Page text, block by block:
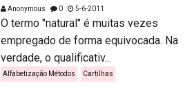
Anonymous 0 5-6-2011
O termo "natural" é muitas vezes
empregado de forma equivocada. Na
verdade, o qualificativ...
Alfabetização Métodos Cartilhas